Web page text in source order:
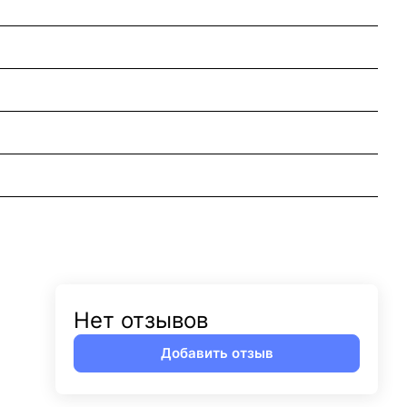
Нет отзывов
Добавить отзыв